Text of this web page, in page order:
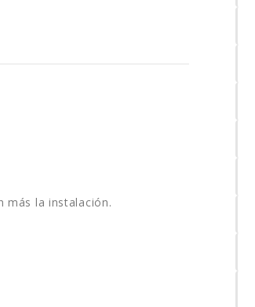
más la instalación.